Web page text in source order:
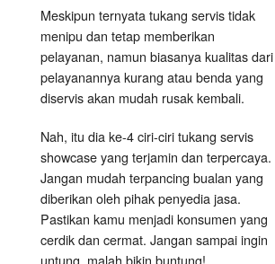
Meskipun ternyata tukang servis tidak
menipu dan tetap memberikan
pelayanan, namun biasanya kualitas dari
pelayanannya kurang atau benda yang
diservis akan mudah rusak kembali.
Nah, itu dia ke-4 ciri-ciri tukang servis
showcase yang terjamin dan terpercaya.
Jangan mudah terpancing bualan yang
diberikan oleh pihak penyedia jasa.
Pastikan kamu menjadi konsumen yang
cerdik dan cermat. Jangan sampai ingin
untung, malah bikin buntung!